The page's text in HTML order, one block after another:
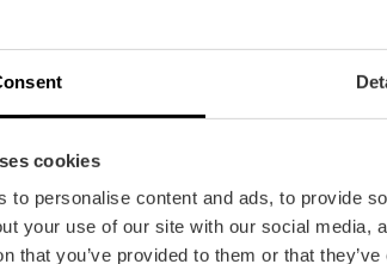
cookies
to personalise content and ads, to provide
your use of our site with our social
that you’ve provided to them or that
nel Parco
diEl Saler, La Devesa e La
e pinete all’interno del Parco